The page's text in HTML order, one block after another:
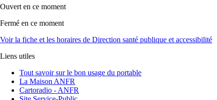
17000 LA ROCHELLE
Suivez-nous sur Facebook
Suivez-nous sur Instagram
Suivez-nous sur Youtube